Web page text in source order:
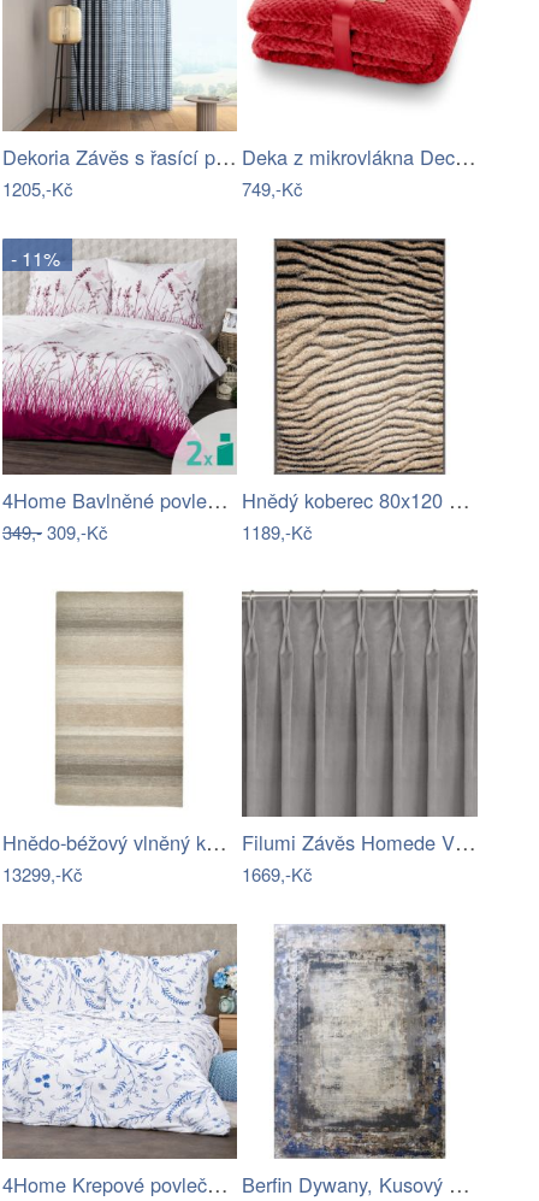
Dekoria Závěs s řasící páskou, tmavě…
1205,-Kč
Deka z mikrovlákna DecoKing Toby…
749,-Kč
- 11%
4Home Bavlněné povlečení Motýlí louka ,…
349,-309,-Kč
Hnědý koberec 80x120 cm Avanti – FD
1189,-Kč
Hnědo-béžový vlněný koberec 230x150 cm…
13299,-Kč
Filumi Závěs Homede Vila s řasící…
1669,-Kč
4Home Krepové povlečení Wildflowers,… Berfin Dywany, Kusový koberec Lexus…